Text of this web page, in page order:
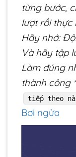
từng bước,
lượt rồi thực
Hãy nhớ:
Và hãy tập
Làm đúng
thành công
tiếp theo
Bơi ngửa